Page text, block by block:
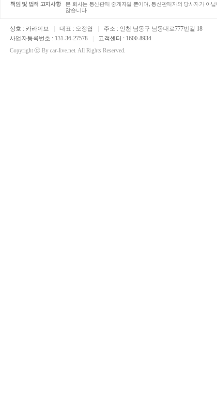
책임 및 법적 고지사항
본 회사는 통신판매 중개자일 뿐이며, 통신판매자의 당사자가 아
않습니다.
상호 : 카라이브 | 대표 : 오정엽 |
주소 : 인천 남동구 남동대로777번길 18
사업자등록번호 : 131-36-27578
|
고객센터 : 1600-8934
Copyright ⓒ By car-live.net. All Rights Reserved.